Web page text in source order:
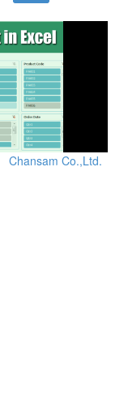
วน | รูป
Chansam Co.,Ltd.